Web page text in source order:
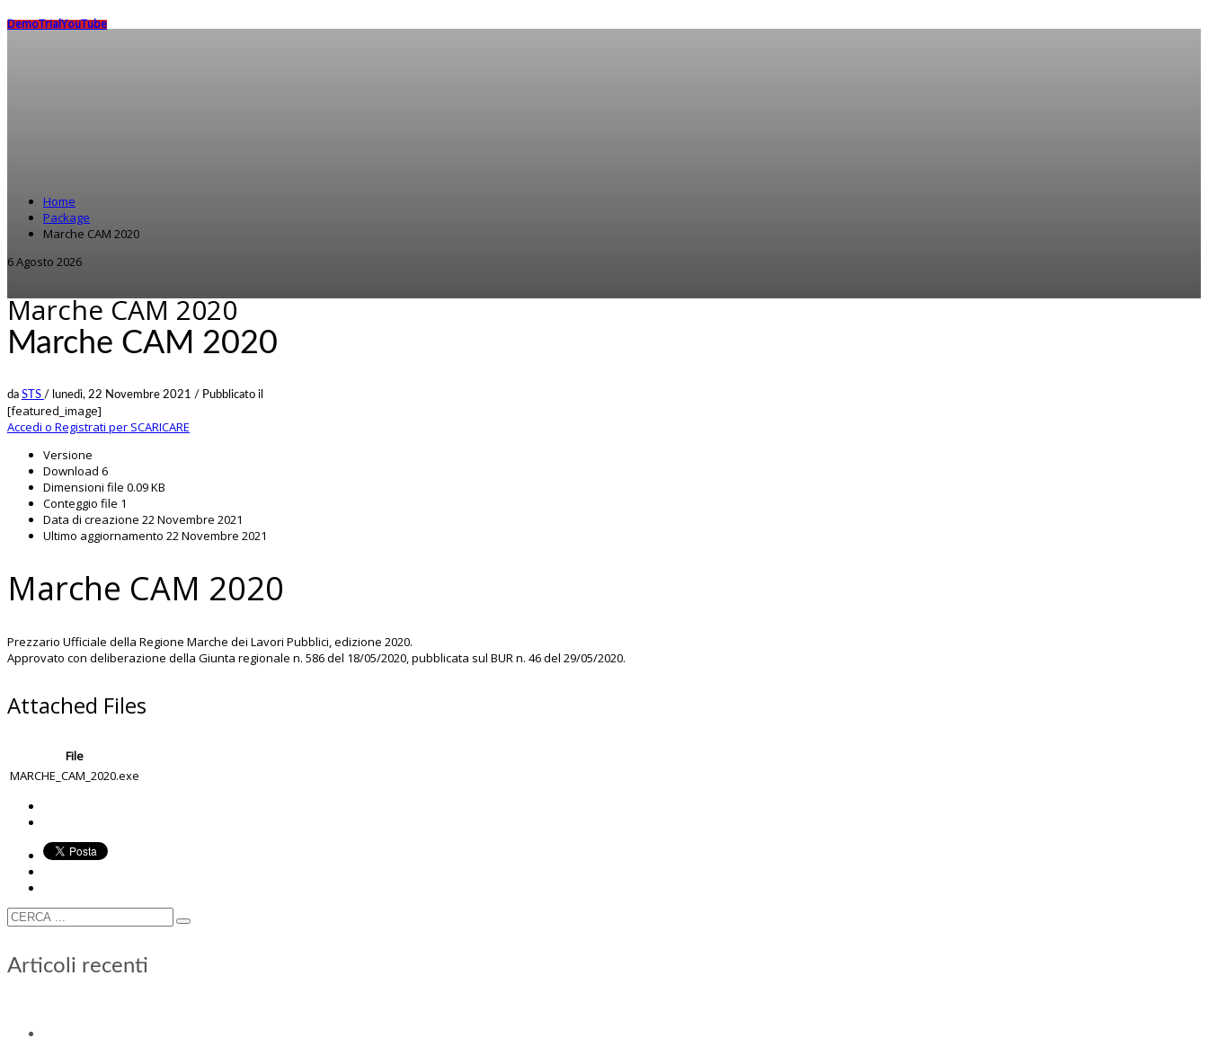
DemoTrialYouTube
Home
Package
Marche CAM 2020
6 Agosto 2026
Marche CAM 2020
Marche CAM 2020
da STS / lunedì, 22 Novembre 2021 / Pubblicato il
[featured_image]
Accedi o Registrati per SCARICARE
Versione
Download 6
Dimensioni file 0.09 KB
Conteggio file 1
Data di creazione 22 Novembre 2021
Ultimo aggiornamento 22 Novembre 2021
Marche CAM 2020
Prezzario Ufficiale della Regione Marche dei Lavori Pubblici, edizione 2020.
Approvato con deliberazione della Giunta regionale n. 586 del 18/05/2020, pubblicata sul BUR n. 46 del 29/05/2020.
Attached Files
File
MARCHE_CAM_2020.exe
Articoli recenti